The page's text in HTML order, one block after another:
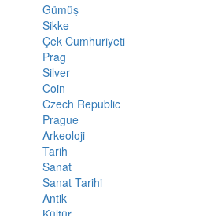
Gümüş
Sikke
Çek Cumhuriyeti
Prag
Silver
Coin
Czech Republic
Prague
Arkeoloji
Tarih
Sanat
Sanat Tarihi
Antik